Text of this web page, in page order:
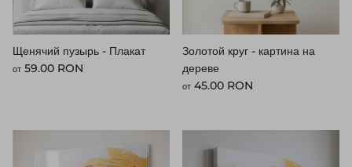
Щенячий пузырь - Плакат
Стандартная цена
от 59.00 RON
Золотой круг - картина на
дереве
Стандартная цена
от 45.00 RON